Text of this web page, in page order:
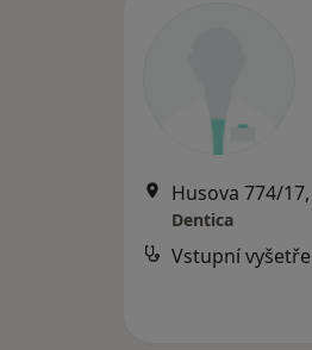
Husova 774/
Dentica
Vstupní